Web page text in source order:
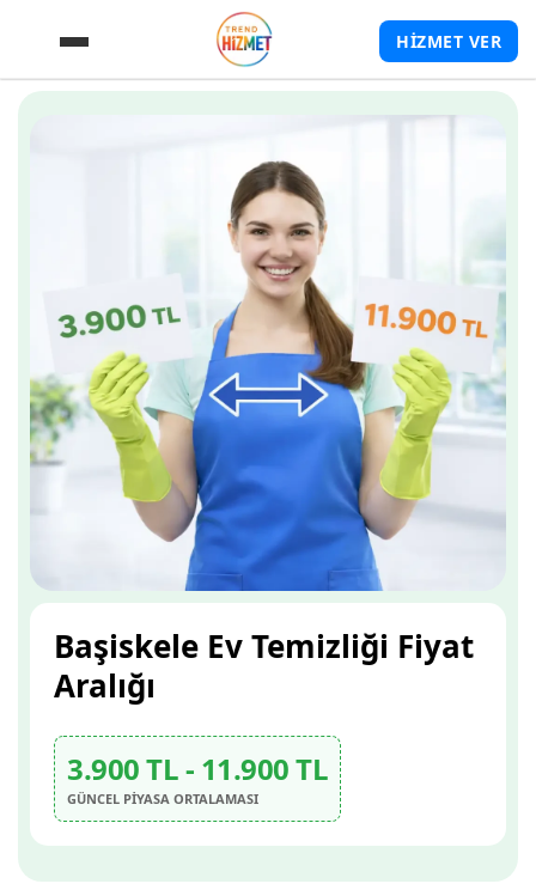
HİZMET VER
Başiskele Ev Temizliği Fiyat
Aralığı
3.900 TL - 11.900 TL
GÜNCEL PİYASA ORTALAMASI